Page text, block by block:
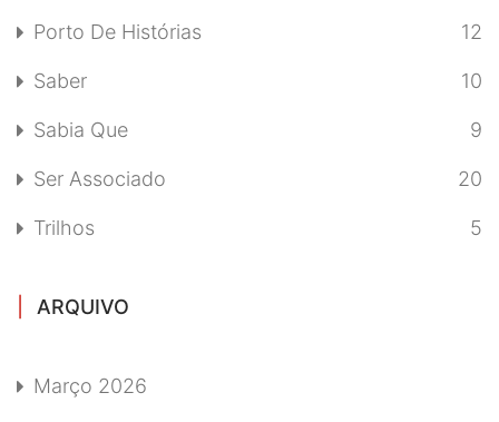
Porto De Histórias 12
Saber 10
Sabia Que 9
Ser Associado 20
Trilhos 5
ARQUIVO
Março 2026